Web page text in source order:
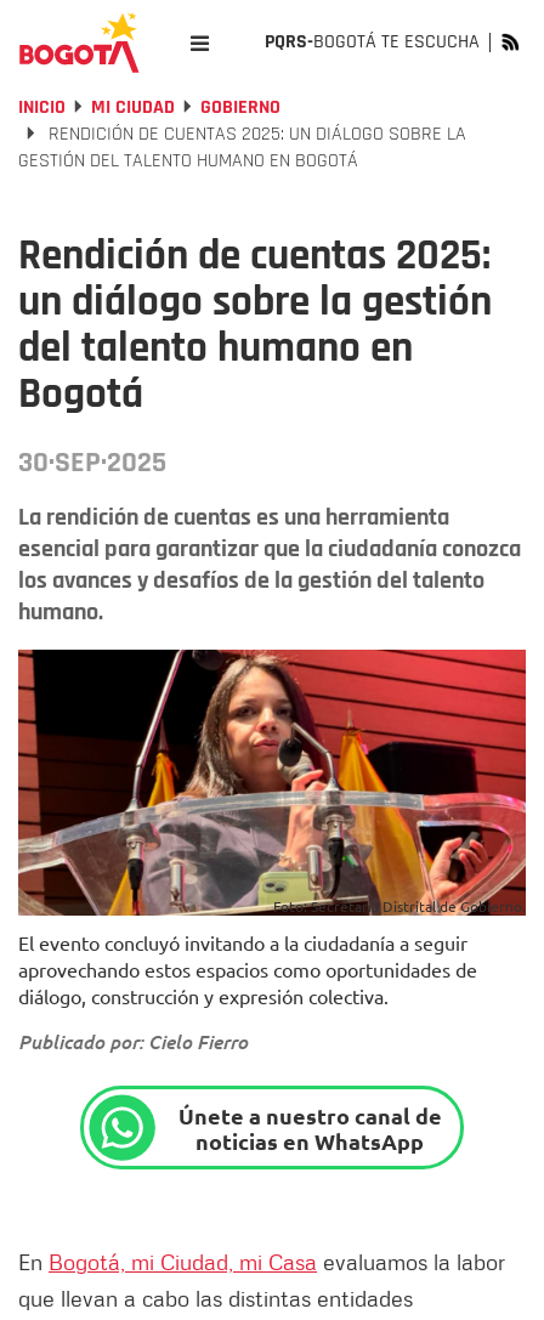
PQRS-BOGOTÁ TE ESCUCHA
INICIO MI CIUDAD
GOBIERNO
RENDICIÓN DE CUENTAS 2025: UN DIÁLOGO SOBRE LA
GESTIÓN DEL TALENTO HUMANO EN BOGOTÁ
Rendición de cuentas 2025:
un diálogo sobre la gestión
del talento humano en
Bogotá
30·SEP·2025
La rendición de cuentas es una herramienta
esencial para garantizar que la ciudadanía conozca
los avances y desafíos de la gestión del talento
humano.
Foto: Secretaría Distrital de Gobierno.
El evento concluyó invitando a la ciudadanía a seguir
aprovechando estos espacios como oportunidades de
diálogo, construcción y expresión colectiva.
Publicado por: Cielo Fierro
Únete a nuestro canal de
noticias en WhatsApp
En Bogotá, mi Ciudad, mi Casa evaluamos la labor
que llevan a cabo las distintas entidades